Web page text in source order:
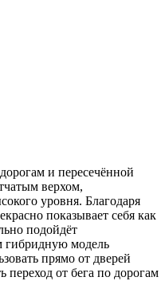
и пересечённой
верхом,
уровня. Благодаря
показывает себя как
подойдёт
модель
прямо от дверей
переход от бега по дорогам